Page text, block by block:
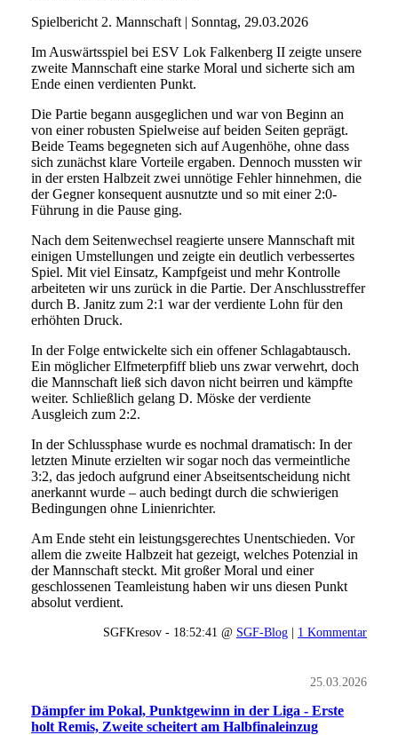
Spielbericht 2. Mannschaft | Sonntag, 29.03.2026
Im Auswärtsspiel bei ESV Lok Falkenberg II zeigte unsere
zweite Mannschaft eine starke Moral und sicherte sich am
Ende einen verdienten Punkt.
Die Partie begann ausgeglichen und war von Beginn an
von einer robusten Spielweise auf beiden Seiten geprägt.
Beide Teams begegneten sich auf Augenhöhe, ohne dass
sich zunächst klare Vorteile ergaben. Dennoch mussten wir
in der ersten Halbzeit zwei unnötige Fehler hinnehmen, die
der Gegner konsequent ausnutzte und so mit einer 2:0-
Führung in die Pause ging.
Nach dem Seitenwechsel reagierte unsere Mannschaft mit
einigen Umstellungen und zeigte ein deutlich verbessertes
Spiel. Mit viel Einsatz, Kampfgeist und mehr Kontrolle
arbeiteten wir uns zurück in die Partie. Der Anschlusstreffer
durch B. Janitz zum 2:1 war der verdiente Lohn für den
erhöhten Druck.
In der Folge entwickelte sich ein offener Schlagabtausch.
Ein möglicher Elfmeterpfiff blieb uns zwar verwehrt, doch
die Mannschaft ließ sich davon nicht beirren und kämpfte
weiter. Schließlich gelang D. Möske der verdiente
Ausgleich zum 2:2.
In der Schlussphase wurde es nochmal dramatisch: In der
letzten Minute erzielten wir sogar noch das vermeintliche
3:2, das jedoch aufgrund einer Abseitsentscheidung nicht
anerkannt wurde – auch bedingt durch die schwierigen
Bedingungen ohne Linienrichter.
Am Ende steht ein leistungsgerechtes Unentschieden. Vor
allem die zweite Halbzeit hat gezeigt, welches Potenzial in
der Mannschaft steckt. Mit großer Moral und einer
geschlossenen Teamleistung haben wir uns diesen Punkt
absolut verdient.
SGFKresov - 18:52:41 @ SGF-Blog | 1 Kommentar
25.03.2026
Dämpfer im Pokal, Punktgewinn in der Liga - Erste
holt Remis, Zweite scheitert am Halbfinaleinzug